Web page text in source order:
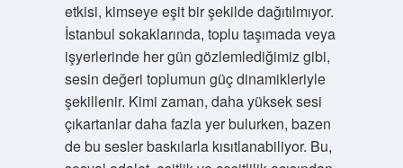
etkisi, kimseye eşit bir şekilde dağıtılmıyor.
İstanbul sokaklarında, toplu taşımada veya
işyerlerinde her gün gözlemlediğimiz gibi,
sesin değeri toplumun güç dinamikleriyle
şekillenir. Kimi zaman, daha yüksek sesi
çıkartanlar daha fazla yer bulurken, bazen
de bu sesler baskılarla kısıtlanabiliyor. Bu,